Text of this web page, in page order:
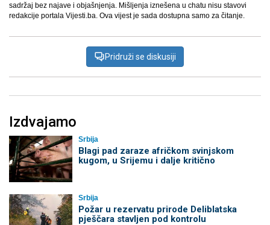
sadržaj bez najave i objašnjenja. Mišljenja iznešena u chatu nisu stavovi
redakcije portala Vijesti.ba. Ova vijest je sada dostupna samo za čitanje.
Pridruži se diskusiji
Izdvajamo
Srbija
Blagi pad zaraze afričkom svinjskom
kugom, u Srijemu i dalje kritično
Srbija
Požar u rezervatu prirode Deliblatska
pješčara stavljen pod kontrolu